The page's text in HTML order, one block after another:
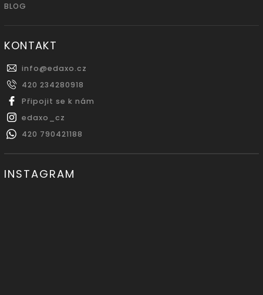
BLOG
KONTAKT
info@edaxo.cz
420 234280918
Připojit se k nám
edaxo_cz
420 790421188
INSTAGRAM